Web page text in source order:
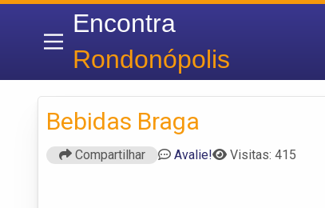
Encontra
Rondonópolis
Bebidas Braga
Compartilhar Avalie! Visitas: 415